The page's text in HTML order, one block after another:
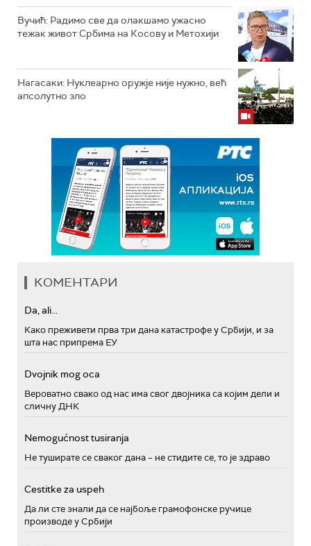
Вучић: Радимо све да олакшамо ужасно
тежак живот Србима на Косову и Метохији
Нагасаки: Нуклеарно оружје није нужно, већ
апсолутно зло
КОМЕНТАРИ
Da, ali...
Како преживети прва три дана катастрофе у Србији, и за
шта нас припрема ЕУ
Dvojnik mog oca
Вероватно свако од нас има свог двојника са којим дели и
сличну ДНК
Nemogućnost tusiranja
Не туширате се сваког дана – не стидите се, то је здраво
Cestitke za uspeh
Да ли сте знали да се најбоље грамофонске ручице
производе у Србији